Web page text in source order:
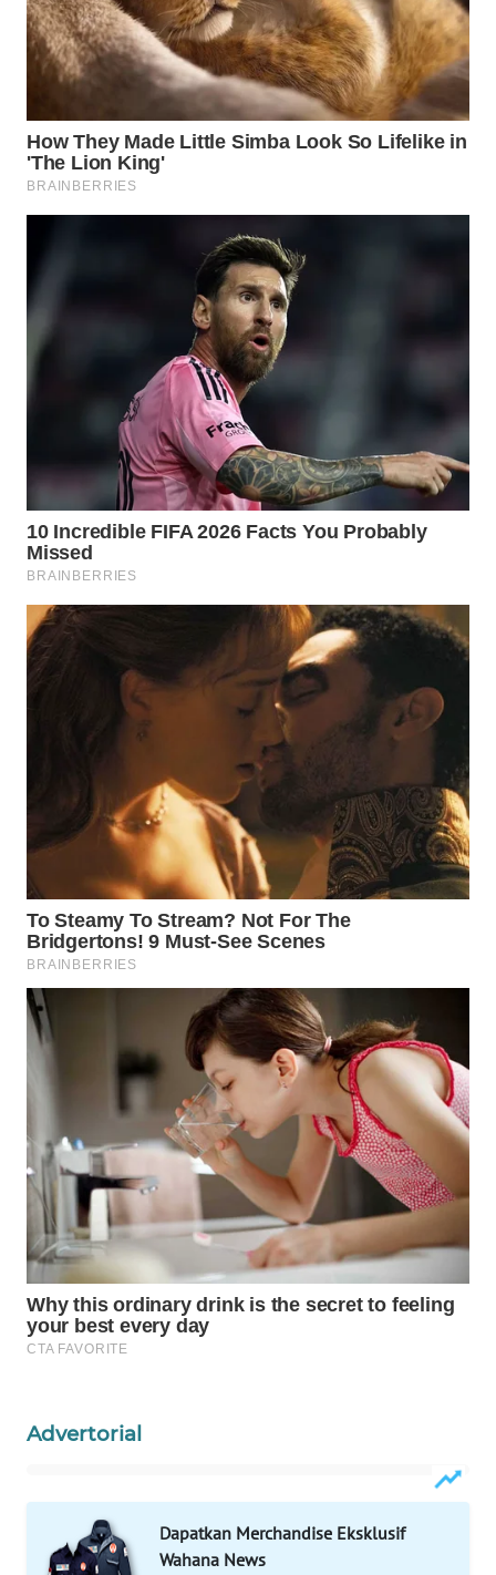
Advertorial
Dapatkan Merchandise Eksklusif
Wahana News
WAHANANEWS
WAHANANEWS
CO ID
WAHANANEWS
SELEB
WAHANA
PERSONA
WAHANA
OTOMOTIF
DESA
WISATA
WAHANA
Wahana
Network
KONSUMEN
MASYARAKAT
KELISTRIKAN
WALINKI
ID
MAWAKA
ID
MKLI